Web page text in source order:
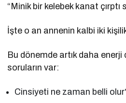
“Minik bir kelebek kanat çırptı
İşte o an annenin kalbi iki
Bu dönemde artık daha
soruların var:
Cinsiyeti ne zaman belli